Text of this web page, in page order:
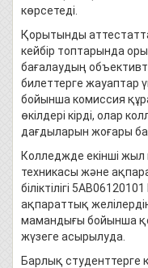
көрсетеді.
Қорытынды
кейбір топтарында
бағалаудың
билеттерге жауаптар
бойынша комиссия
өкілдері кірді, олар
дағдыларын жоғары
Колледжде екінші
техникасы және
біліктілігі
ақпараттық
мамандығы бойынша
жүзеге асырылуда.
Барлық студенттерге